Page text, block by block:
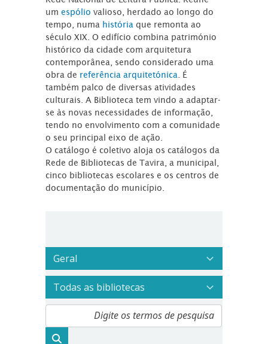
umespóliovalioso, herdado ao longo do
tempo, numa história que remonta ao
século XIX. O edifício combina património
histórico da cidade com arquitetura
contemporânea, sendo considerado uma
obra de referência arquitetónica . É
também palco de diversas atividades
culturais. A Biblioteca tem vindo a adaptar-
se às novas necessidades de informação,
tendo no envolvimento com a comunidade
o seu principal eixo de ação.
O catálogo é coletivo aloja os catálogos da
Rede de Bibliotecas de Tavira, a municipal,
cinco bibliotecas escolares e os centros de
documentação do município.